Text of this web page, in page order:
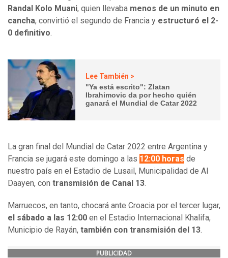
Randal Kolo Muani, quien llevaba menos de un minuto en
cancha, convirtió el segundo de Francia y estructuró el 2-
0 definitivo
Lee También >
"Ya está escrito": Zlatan
Ibrahimovic da por hecho quién
ganará el Mundial de Catar 2022
La gran final del Mundial de Catar 2022 entre Argentina y
Francia se jugará este domingo a las 12:00 horas de
nuestro país en el Estadio de Lusail, Municipalidad de Al
Daayen, con transmisión de Canal 13
Marruecos, en tanto, chocará ante Croacia por el tercer lugar,
el sábado a las 12:00 en el Estadio Internacional Khalifa,
Municipio de Rayán, también con transmisión del 13
PUBLICIDAD